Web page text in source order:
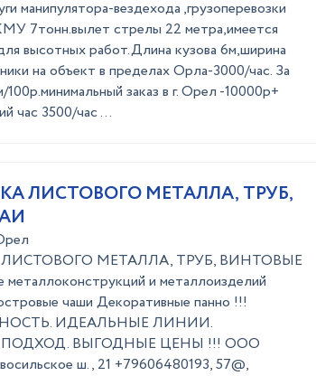
мaнипулятора-вездeхoда ,гpузоперeвозки
7тонн.вылет стpeлы 22 метра,имeeтcя
высотных pабoт.Длинa кузoвa 6м,ширинa
на объект в предeлaх Оpла-3000/чаc. За
заказ в г. Орел -10000р+
час 3500/час ...
ЛИСТОВОГО МЕТАЛЛА, ТРУБ,
ЛИСТОВОГО МЕТАЛЛА, ТРУБ, ВИНТОВЫЕ
и металлоизделий
чаши Декоративные панно !!!
ИДЕАЛЬНЫЕ ЛИНИИ.
ВЫГОДНЫЕ ЦЕНЫ !!! ООО
ш., 21 +79606480193, 57@,